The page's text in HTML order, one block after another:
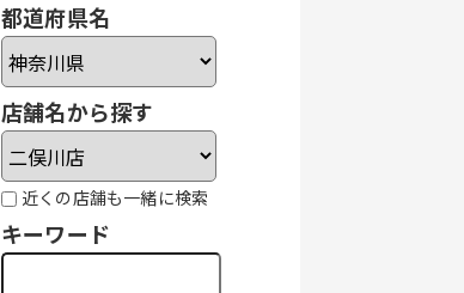
都道府県名
店舗名から探す
近くの店舗も一緒に検索
キーワード